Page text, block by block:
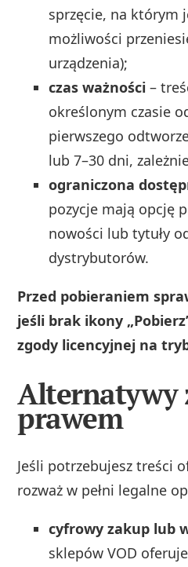
sprzęcie, na którym
możliwości
urządzenia);
czas ważności –
określonym czasie
pierwszego
lub 7–30 dni,
ograniczona
pozycje mają opcję
nowości lub tytuły
dystrybutorów.
Przed pobieraniem
jeśli brak ikony
zgody licencyjnej na
Alternatywy
prawem
Jeśli potrzebujesz treści
rozważ w pełni legalne
cyfrowy zakup lub
sklepów VOD